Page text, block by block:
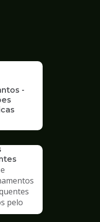
-
pelo